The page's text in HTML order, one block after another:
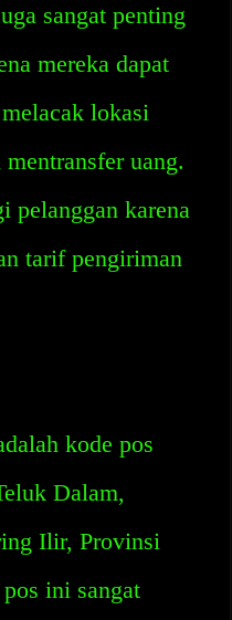
sangat penting
mereka dapat
lokasi
uang.
pelanggan karena
tarif pengiriman
kode pos
Dalam,
Ilir, Provinsi
ini sangat